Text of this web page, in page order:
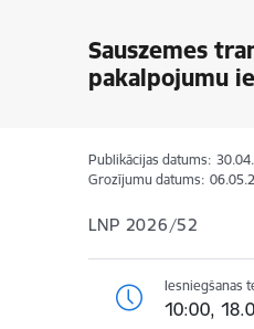
Sauszemes
pakalpojumu
Publikācijas datums:
Grozījumu datums:
LNP 2026/52
Iesniegšanas
10:00,